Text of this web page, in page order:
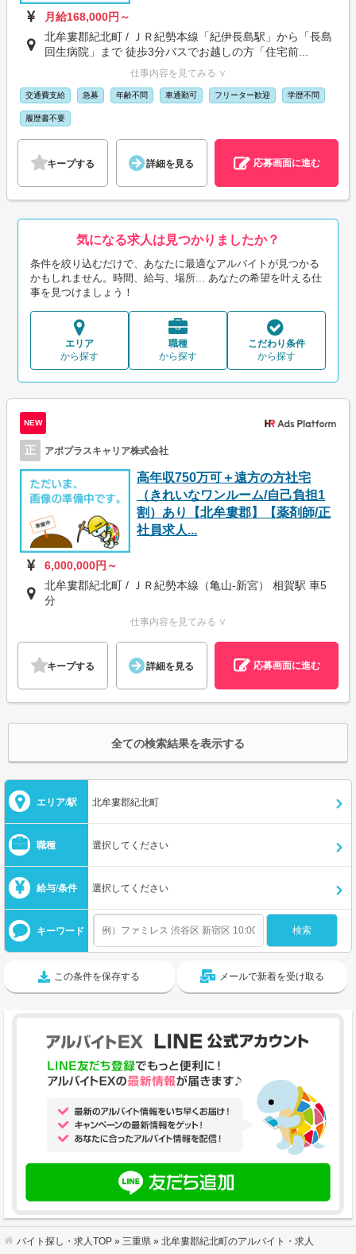
月給168,000円～
北牟婁郡紀北町 / ＪＲ紀勢本線「紀伊長島駅」から「長島
回生病院」まで 徒歩3分バスでお越しの方「住宅前...
仕事内容を見てみる ∨
交通費支給 急募 年齢不問 車通勤可 フリーター歓迎 学歴不問
履歴書不要
キープする 詳細を見る 応募画面に進む
気になる求人は見つかりましたか？
条件を絞り込むだけで、あなたに最適なアルバイトが見つかる
かもしれません。時間、給与、場所... あなたの希望を叶える仕
事を見つけましょう！
エリア
から探す
職種
から探す
こだわり条件
から探す
NEW
正 アポプラスキャリア株式会社
高年収750万可＋遠方の方社宅
（きれいなワンルーム/自己負担1
割）あり【北牟婁郡】【薬剤師/正
社員求人...
6,000,000円～
北牟婁郡紀北町 / ＪＲ紀勢本線（亀山-新宮） 相賀駅 車5
分
仕事内容を見てみる ∨
キープする 詳細を見る 応募画面に進む
全ての検索結果を表示する
エリア/駅 北牟婁郡紀北町
職種 選択してください
給与/条件 選択してください
キーワード
この条件を保存する メールで新着を受け取る
バイト探し・求人TOP » 三重県 » 北牟婁郡紀北町のアルバイト・求人